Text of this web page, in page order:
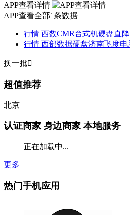
APP查看详情
APP查看全部1条数据
行情 西数CMR台式机硬盘直降
行情 西部数据硬盘济南飞度电
换一批
超值推荐
北京
认证商家 身边商家 本地服务
正在加载中...
更多
热门手机应用